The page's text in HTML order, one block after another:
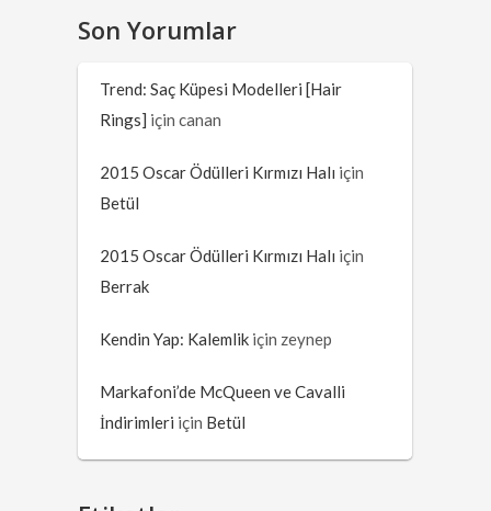
Son Yorumlar
Trend: Saç Küpesi Modelleri [Hair
Rings] içincanan
2015 Oscar Ödülleri Kırmızı Halı için
Betül
2015 Oscar Ödülleri Kırmızı Halı için
Berrak
Kendin Yap: Kalemlik için zeynep
Markafoni’de McQueen ve Cavalli
İndirimleri için Betül